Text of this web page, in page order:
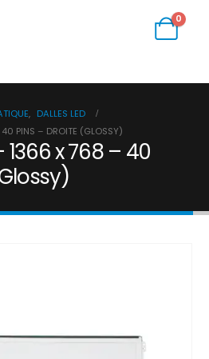
0
, DALLES LED
PINS – DROITE (GLOSSY)
1366 x 768 – 40